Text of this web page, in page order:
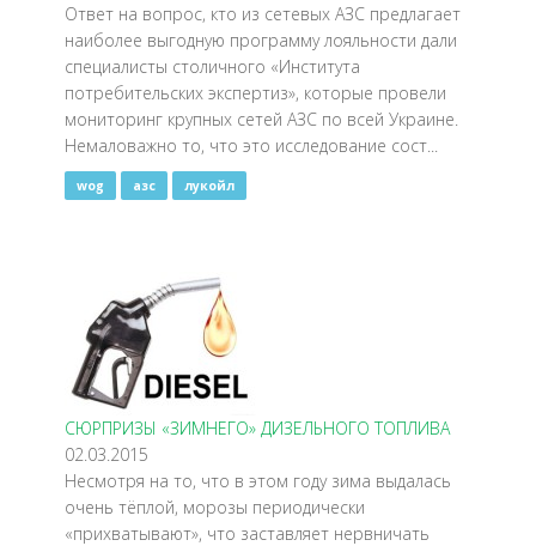
Ответ на вопрос, кто из сетевых АЗС предлагает
наиболее выгодную программу лояльности дали
специалисты столичного «Института
потребительских экспертиз», которые провели
мониторинг крупных сетей АЗС по всей Украине.
Немаловажно то, что это исследование сост...
wog азс лукойл
СЮРПРИЗЫ «ЗИМНЕГО» ДИЗЕЛЬНОГО ТОПЛИВА
02.03.2015
​Несмотря на то, что в этом году зима выдалась
очень тёплой, морозы периодически
«прихватывают», что заставляет нервничать